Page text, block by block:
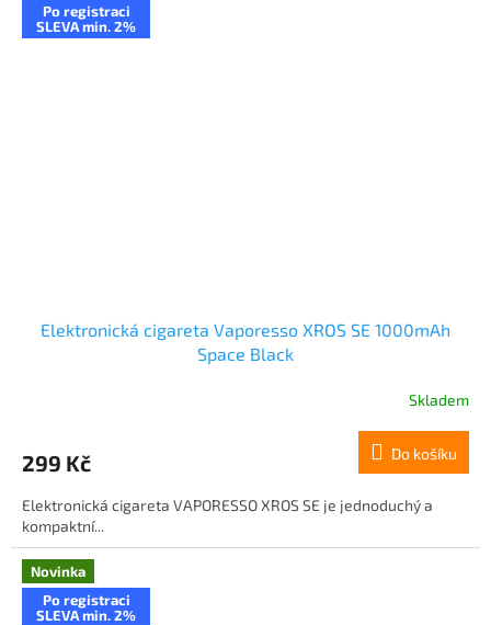
Po registraci
SLEVA min. 2%
Elektronická cigareta Vaporesso XROS SE 1000mAh
Space Black
Skladem
299 Kč Do košíku
Elektronická cigareta VAPORESSO XROS SE je jednoduchý a
kompaktní...
Novinka
Po registraci
SLEVA min. 2%